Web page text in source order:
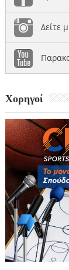
Δείτε
Χορηγοί